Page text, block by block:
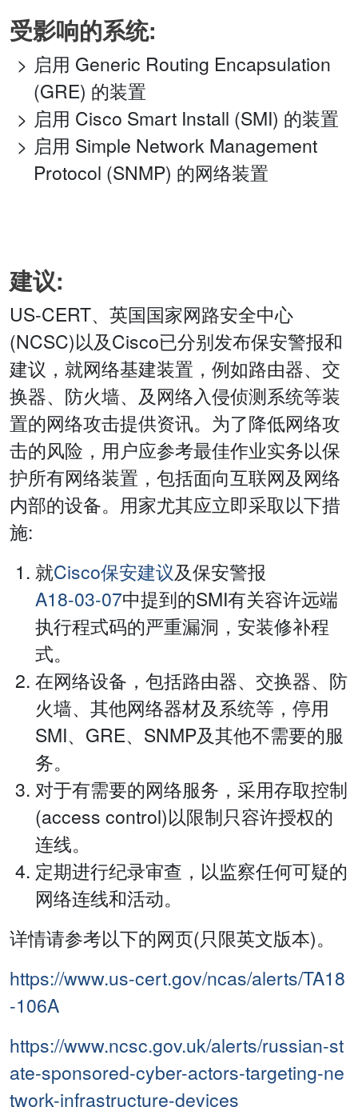
受影响的系统:
启用 Generic Routing Encapsulation
(GRE) 的装置
启用 Cisco Smart Install (SMI) 的装置
启用 Simple Network Management
Protocol (SNMP) 的网络装置
建议:
US-CERT、英国国家网路安全中心
(NCSC)以及Cisco已分别发布保安警报和
建议，就网络基建装置，例如路由器、交
换器、防火墙、及网络入侵侦测系统等装
置的网络攻击提供资讯。为了降低网络攻
击的风险，用户应参考最佳作业实务以保
护所有网络装置，包括面向互联网及网络
内部的设备。用家尤其应立即采取以下措
施:
就Cisco保安建议及保安警报
A18-03-07中提到的SMI有关容许远端
执行程式码的严重漏洞，安装修补程
式。
在网络设备，包括路由器、交换器、防
火墙、其他网络器材及系统等，停用
SMI、GRE、SNMP及其他不需要的服
务。
对于有需要的网络服务，采用存取控制
(access control)以限制只容许授权的
连线。
定期进行纪录审查，以监察任何可疑的
网络连线和活动。
详情请参考以下的网页(只限英文版本)。
https://www.us-cert.gov/ncas/alerts/TA18
-106A
https://www.ncsc.gov.uk/alerts/russian-st
ate-sponsored-cyber-actors-targeting-ne
twork-infrastructure-devices